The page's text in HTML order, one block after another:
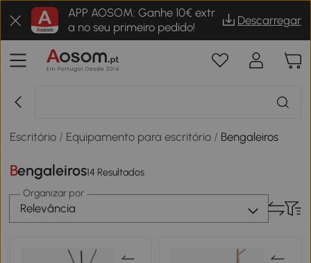
APP AOSOM: Ganhe 10€ extr
a no seu primeiro pedido!
Descarregar
Escritório / Equipamento para escritório / Bengaleiros
Bengaleiros14 Resultados
Organizar por
Relevância